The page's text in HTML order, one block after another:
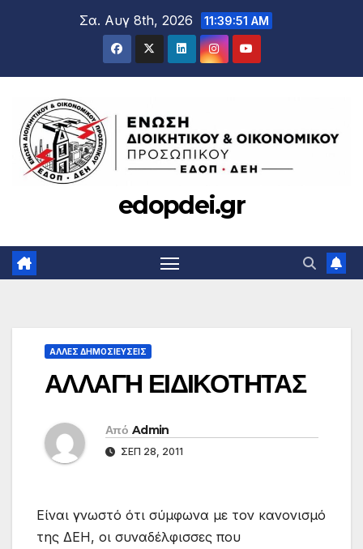
Σα. Αυγ 8th, 2026 11:39:52 AM
edopdei.gr
ΆΛΛΕΣ ΔΗΜΟΣΙΕΎΣΕΙΣ
ΑΛΛΑΓΗ ΕΙΔΙΚΟΤΗΤΑΣ
Από Admin
ΣΕΠ 28, 2011
Είναι γνωστό ότι σύμφωνα με τον κανονισμό
της ΔΕΗ, οι συναδέλφισσες που